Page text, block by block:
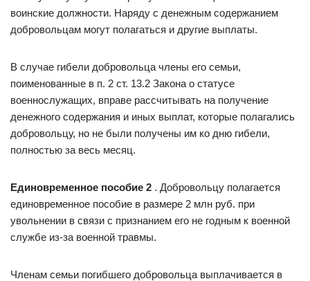
воинские должности. Наряду с денежным содержанием
добровольцам могут полагаться и другие выплаты.
В случае гибели добровольца члены его семьи,
поименованные в п. 2 ст. 13.2 Закона о статусе
военнослужащих, вправе рассчитывать на получение
денежного содержания и иных выплат, которые полагались
добровольцу, но не были получены им ко дню гибели,
полностью за весь месяц.
Единовременное пособие 2 . Добровольцу полагается
единовременное пособие в размере 2 млн руб. при
увольнении в связи с признанием его не годным к военной
службе из-за военной травмы.
Членам семьи погибшего добровольца выплачивается в